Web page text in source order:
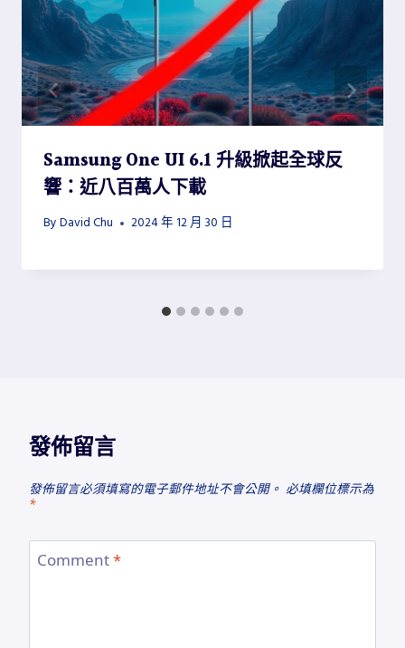
Samsung One UI 6.1 升級掀起全球反
響：近八百萬人下載
By David Chu 2024 年 12 月 30 日
發佈留言
發佈留言必須填寫的電子郵件地址不會公開。 必填欄位標示為
*
Comment*